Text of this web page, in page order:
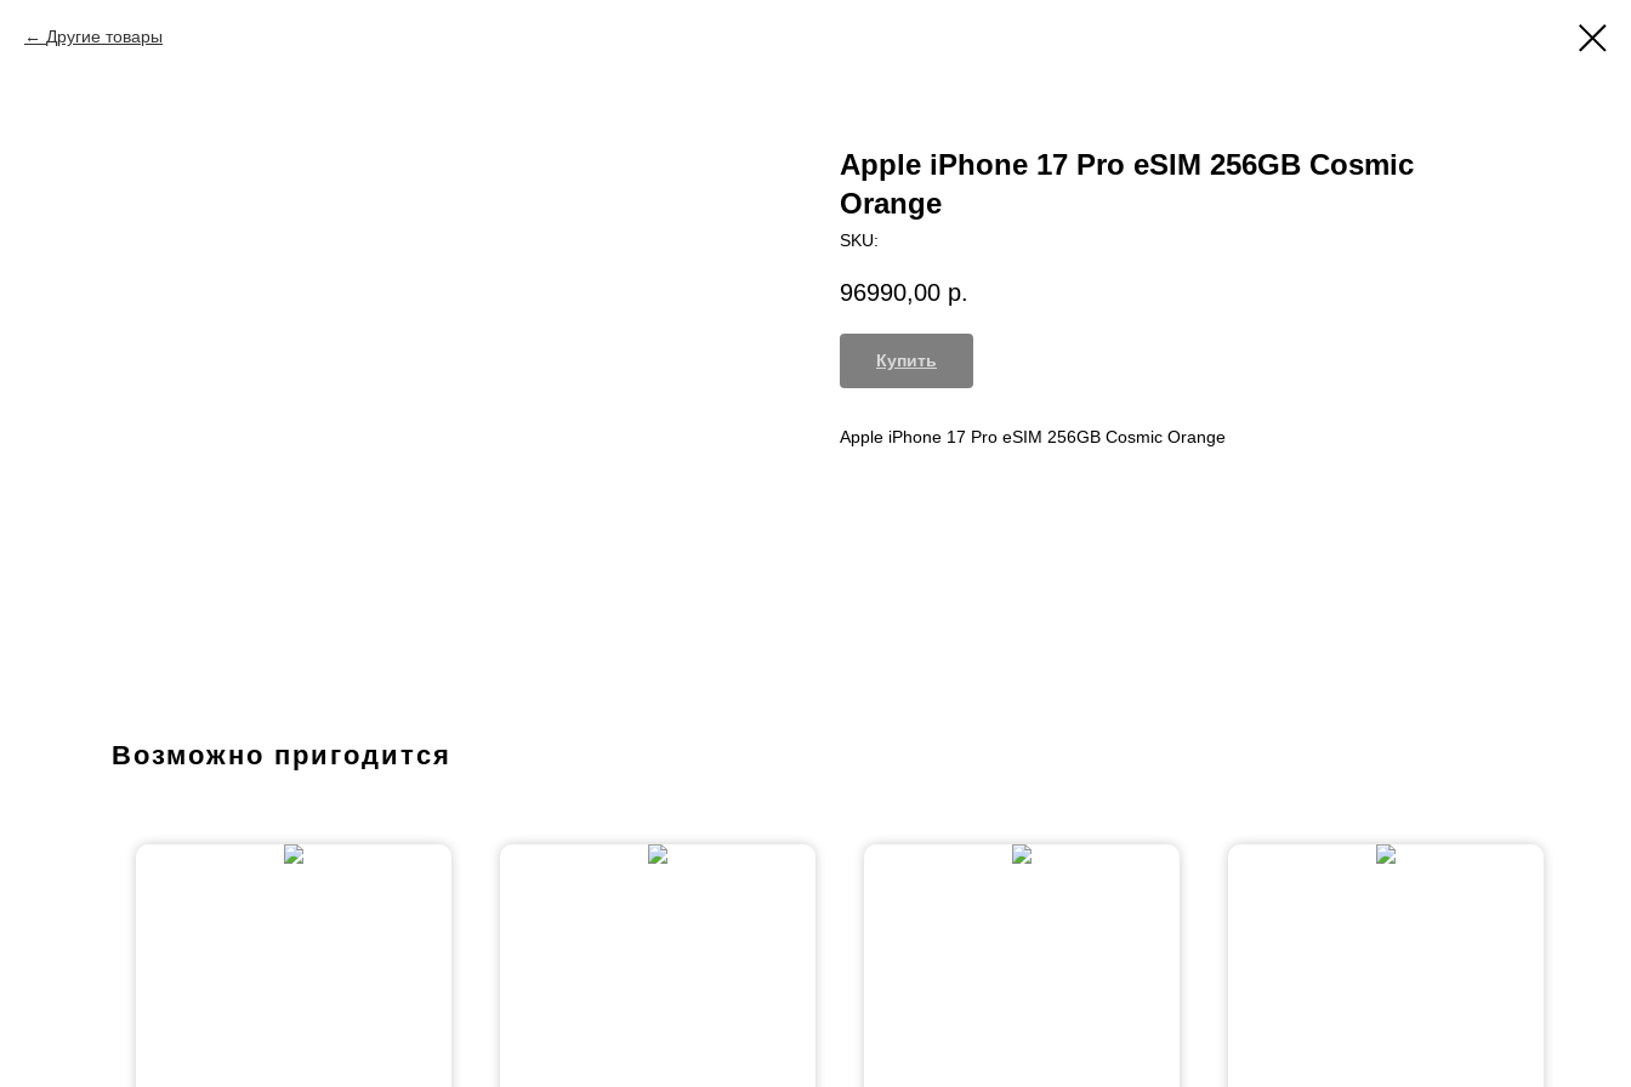
Другие товары
Apple iPhone 17 Pro eSIM 256GB Cosmic
Orange
SKU:
96990,00 р.
Купить
Apple iPhone 17 Pro eSIM 256GB Cosmic Orange
Возможно пригодится